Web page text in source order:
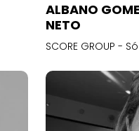
ALBANO
NETO
SCORE GROUP -